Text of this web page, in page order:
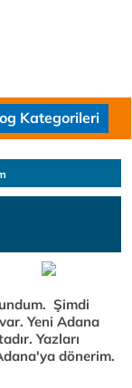
Kategorileri
Şimdi
Yeni Adana
Yazları
dönerim.